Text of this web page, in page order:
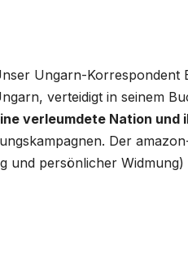
Ungarn-Korrespondent
verteidigt in seinem
verleumdete Nation und
Der
und persönlicher